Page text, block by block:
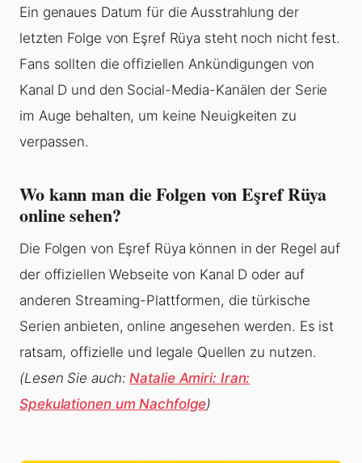
Ein genaues Datum für die Ausstrahlung der
letzten Folge von Eşref Rüya steht noch nicht fest.
Fans sollten die offiziellen Ankündigungen von
Kanal D und den Social-Media-Kanälen der Serie
im Auge behalten, um keine Neuigkeiten zu
verpassen.
Wo kann man die Folgen von Eşref Rüya
online sehen?
Die Folgen von Eşref Rüya können in der Regel auf
der offiziellen Webseite von Kanal D oder auf
anderen Streaming-Plattformen, die türkische
Serien anbieten, online angesehen werden. Es ist
ratsam, offizielle und legale Quellen zu nutzen.
(Lesen Sie auch:Natalie Amiri: Iran:
Spekulationen um Nachfolge)